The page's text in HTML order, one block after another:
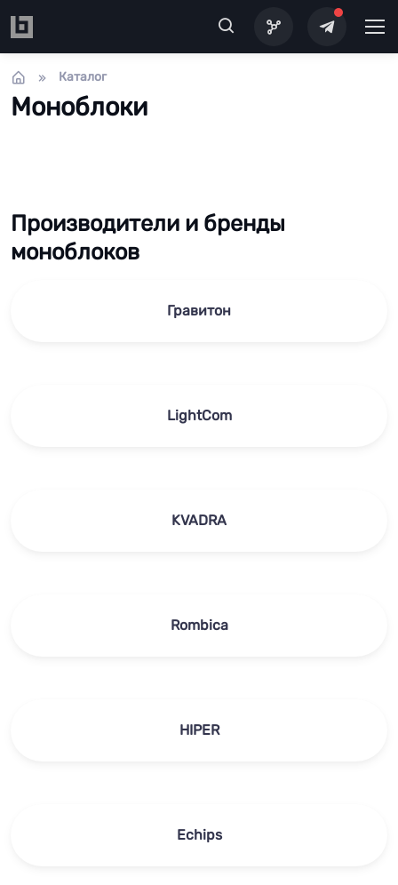
Каталог
Моноблоки
Производители и бренды
моноблоков
Гравитон
LightCom
KVADRA
Rombica
HIPER
Echips